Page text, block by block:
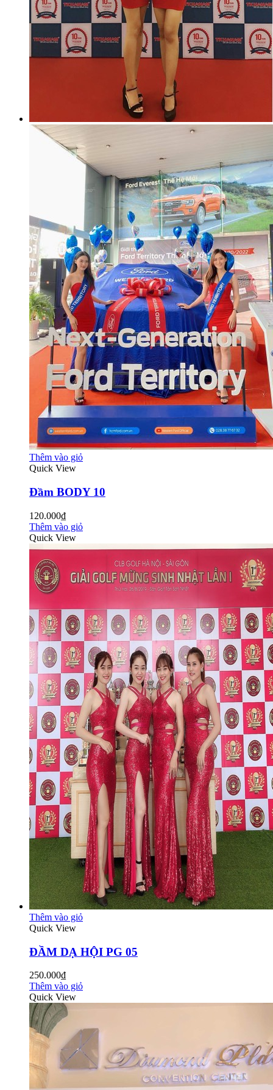
Thêm vào giỏ
Quick View
Đầm BODY 10
120.000₫
Thêm vào giỏ
Quick View
Thêm vào giỏ
Quick View
ĐẦM DẠ HỘI PG 05
250.000₫
Thêm vào giỏ
Quick View